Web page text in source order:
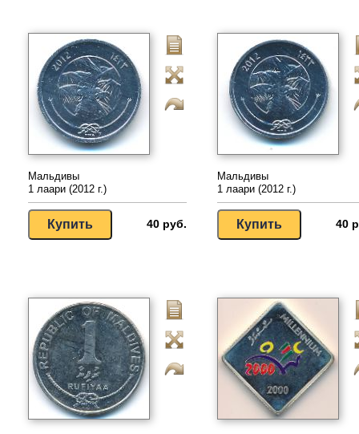
Мальдивы
1 лаари (2012 г.)
40 руб.
Мальдивы
1 лаари (2012 г.)
40